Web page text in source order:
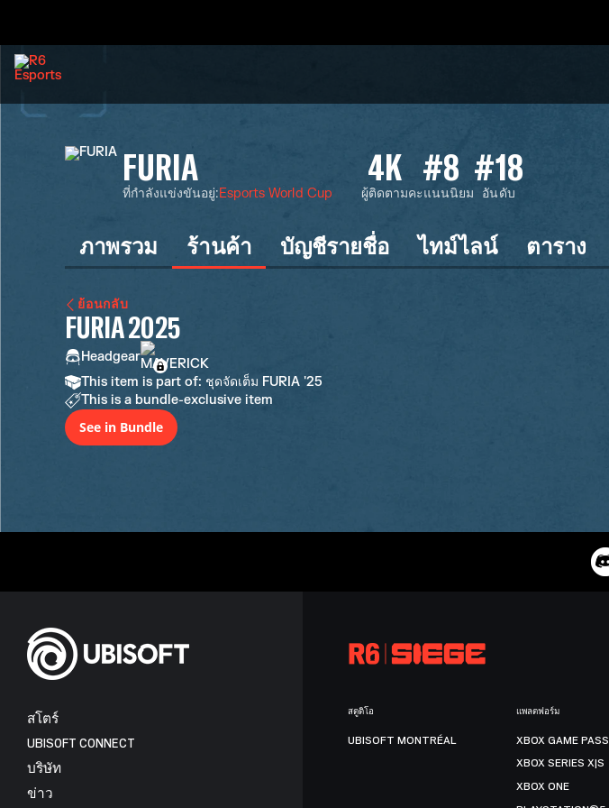
FURIA
ที่กำลังแข่งขันอยู่:Esports World Cup
4K
ผู้ติดตาม
#8
คะแนนนิยม
#18
อันดับ
ภาพรวม ร้านค้า บัญชีรายชื่อ ไทม์ไลน์ ตาราง
ย้อนกลับ
FURIA 2025
Headgear
This item is part of: ชุดจัดเต็ม FURIA '25
This is a bundle-exclusive item
See in Bundle
สโตร์
UBISOFT CONNECT
บริษัท
ข่าว
สตูดิโอ
UBISOFT MONTRÉAL
แพลตฟอร์ม
XBOX GAME PASS
XBOX SERIES X|S
XBOX ONE